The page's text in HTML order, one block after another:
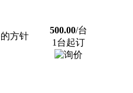
方针
500.00/台
1台起订